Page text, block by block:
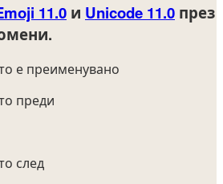
11.0 и Unicode 11.0 през
е преименувано
преди
след